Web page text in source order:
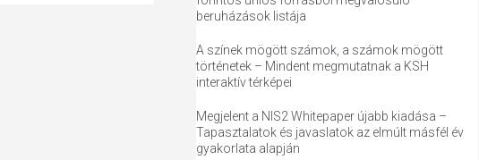
beruházások listája
A színek mögött számok, a számok mögött
történetek – Mindent megmutatnak a KSH
interaktív térképei
Megjelent a NIS2 Whitepaper újabb kiadása –
Tapasztalatok és javaslatok az elmúlt másfél év
gyakorlata alapján